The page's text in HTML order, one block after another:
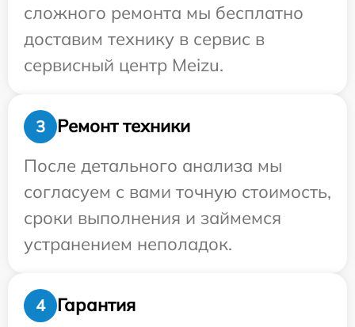
сложного ремонта мы бесплатно
доставим технику в сервис в
сервисный центр Meizu.
3
Ремонт техники
После детального анализа мы
согласуем с вами точную стоимость,
сроки выполнения и займемся
устранением неполадок.
4 Гарантия